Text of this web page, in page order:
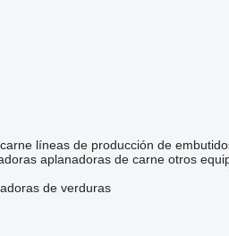
líneas de producción de
aplanadoras de carne otros
de verduras